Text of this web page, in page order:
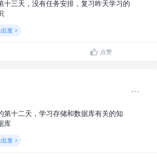
十三天，没有任务安排，复习昨天学习的
发
点赞
第十二天，学习存储和数据库有关的知
库
发